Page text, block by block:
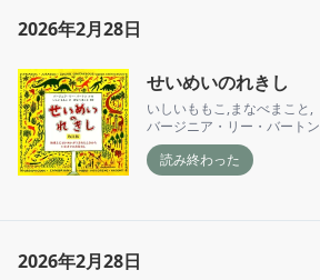
2026年2月28日
せいめいのれきし
いしいももこ ,まなべまこと ,
バージニア・リー・バートン
読み終わった
2026年2月28日